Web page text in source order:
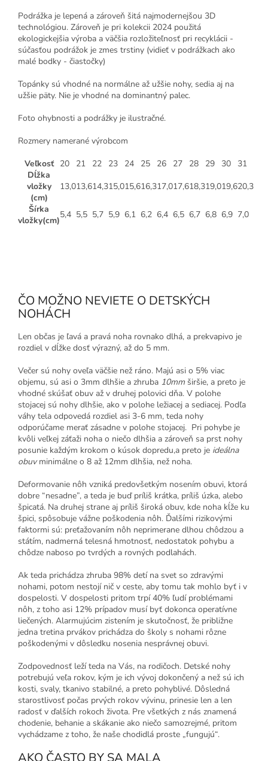
Podrážka je lepená a zároveň šitá najmodernejšou 3D
technológiou. Zároveň je pri kolekcii 2024 použitá
ekologickejšia výroba a väčšia rozložiteľnosť pri recyklácii -
súčasťou podrážok je zmes trstiny (vidieť v podrážkach ako
malé bodky - čiastočky)
Topánky sú vhodné na normálne až užšie nohy, sedia aj na
užšie päty. Nie je vhodné na dominantný palec.
Foto ohybnosti a podrážky je ilustračné.
Rozmery namerané výrobcom
Veľkosť
20 21 22 23 24 25 26 27 28 29 30
31
Dĺžka
vložky
(cm)
13,013,614,315,015,616,317,017,618,319,019,620,3
Šírka
vložky(cm)
5,4 5,5 5,7 5,9 6,1 6,2 6,4 6,5 6,7 6,8 6,9 7,0
ČO MOŽNO NEVIETE O DETSKÝCH
NOHÁCH
Len občas je ľavá a pravá noha rovnako dlhá, a prekvapivo je
rozdiel v dĺžke dosť výrazný, až do 5 mm.
Večer sú nohy oveľa väčšie než ráno. Majú asi o 5% viac
objemu, sú asi o 3mm dlhšie a zhruba 10mm širšie, a preto je
vhodné skúšať obuv až v druhej polovici dňa. V polohe
stojacej sú nohy dlhšie, ako v polohe ležiacej a sediacej. Podľa
váhy tela odpovedá rozdiel asi 3-6 mm, teda nohy
odporúčame merať zásadne v polohe stojacej. Pri pohybe je
kvôli veľkej záťaži noha o niečo dlhšia a zároveň sa prst nohy
posunie každým krokom o kúsok dopredu,a preto je ideálna
obuvminimálne o 8 až 12mm dlhšia, než noha.
Deformovanie nôh vzniká predovšetkým nosením obuvi, ktorá
dobre “nesadne”, a teda je buď príliš krátka, príliš úzka, alebo
špicatá. Na druhej strane aj príliš široká obuv, kde noha kĺže ku
špici, spôsobuje vážne poškodenia nôh. Ďalšími rizikovými
faktormi sú: preťažovaním nôh neprimerane dlhou chôdzou a
státím, nadmerná telesná hmotnosť, nedostatok pohybu a
chôdze naboso po tvrdých a rovných podlahách.
Ak teda prichádza zhruba 98% detí na svet so zdravými
nohami, potom nestojí nič v ceste, aby tomu tak mohlo byť i v
dospelosti. V dospelosti pritom trpí 40% ľudí problémami
nôh, z toho asi 12% prípadov musí byť dokonca operatívne
liečených. Alarmujúcim zistením je skutočnosť, že približne
jedna tretina prvákov prichádza do školy s nohami rôzne
poškodenými v dôsledku nosenia nesprávnej obuvi.
Zodpovednosť leží teda na Vás, na rodičoch. Detské nohy
potrebujú veľa rokov, kým je ich vývoj dokončený a než sú ich
kosti, svaly, tkanivo stabilné, a preto pohyblivé. Dôsledná
starostlivosť počas prvých rokov vývinu, prinesie len a len
radosť v ďalších rokoch života. Pre všetkých z nás znamená
chodenie, behanie a skákanie ako niečo samozrejmé, pritom
vychádzame z toho, že naše chodidlá proste „fungujú“.
AKO ČASTO BY SA MALA